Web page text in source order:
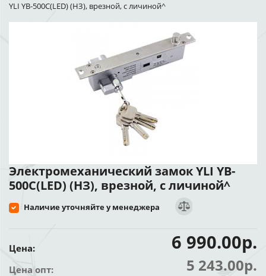
YLI YB-500C(LED) (НЗ), врезной, с личиной^
Электромеханический замок YLI YB-
500C(LED) (НЗ), врезной, с личиной^
Наличие уточняйте у менеджера
Цена: 6 990.00р.
Цена опт: 5 243.00р.